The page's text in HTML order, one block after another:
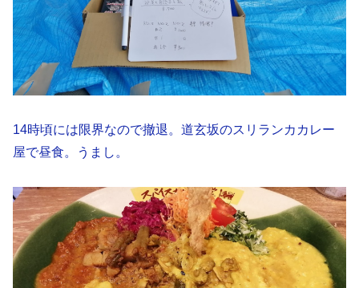
14時頃には限界なので撤退。道玄坂のスリランカカレー
屋で昼食。うまし。